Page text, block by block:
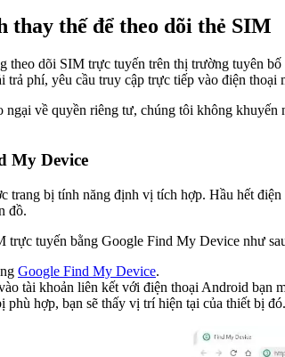
thay thế để theo dõi thẻ SIM
theo dõi SIM trực tuyến trên thị trường tuyên
phí, yêu cầu truy cập trực tiếp vào điện thoại
về quyền riêng tư, chúng tôi không
My Device
trang bị tính năng định vị tích hợp. Hầu hết
đồ.
trực tuyến bằng Google Find My Device như
Google Find My Device.
tài khoản liên kết với điện thoại Android bạn
phù hợp, bạn sẽ thấy vị trí hiện tại của thiết bị đó.